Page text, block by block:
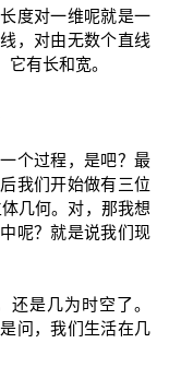
度对一维呢就是一
，对由无数个直线
有长和宽。
个过程，是吧？最
我们开始做有三位
几何。对，那我想
呢？就是说我们现
是几为时空了。
问，我们生活在几